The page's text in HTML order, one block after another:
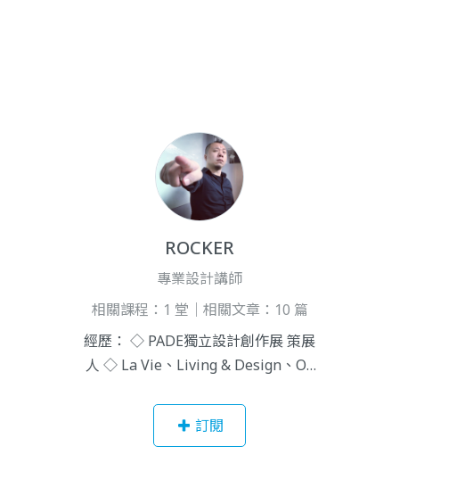
ROCKER
專業設計講師
相關課程：1 堂｜相關文章：10 篇
經歷： ◇ PADE獨立設計創作展 策展
人 ◇ La Vie、Living & Design、Ok
導 ◇ 聯成電腦約聘設計講師 ◇ ACA
國際設計軟體專業認證 簡睿志，「FU
訂閱